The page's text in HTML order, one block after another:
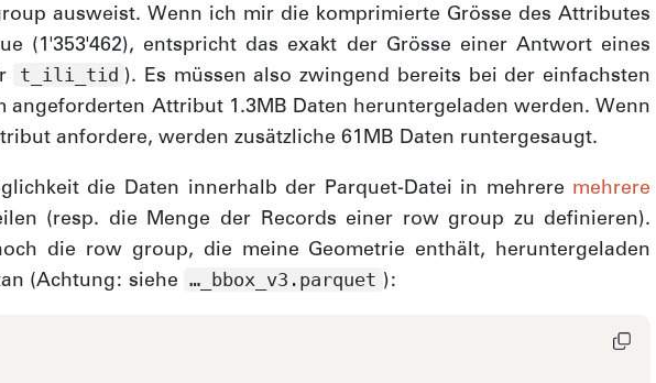
ausweist. Wenn ich mir die komprimierte Grösse des Attributes
(1'353'462), entspricht das exakt der Grösse einer Antwort eines
t_ili_tid ). Es müssen also zwingend bereits bei der einfachsten
angeforderten Attribut 1.3MB Daten heruntergeladen werden. Wenn
anfordere, werden zusätzliche 61MB Daten runtergesaugt.
die Daten innerhalb der Parquet-Datei in mehrere mehrere
(resp. die Menge der Records einer row group zu definieren).
die row group, die meine Geometrie enthält, heruntergeladen
(Achtung: siehe …​_bbox_v3.parquet ):